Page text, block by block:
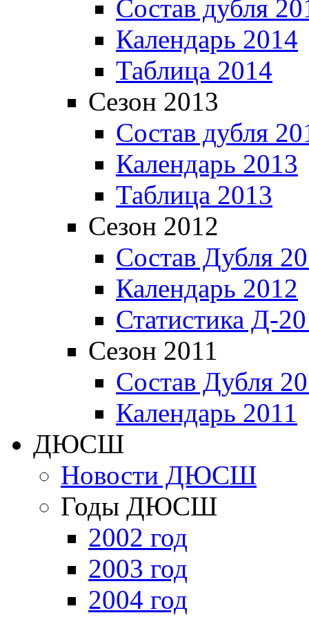
Состав дубля
Календарь 2014
Таблица 2014
Сезон 2013
Состав дубля
Календарь 2013
Таблица 2013
Сезон 2012
Состав Дубля
Календарь 2012
Статистика Д-
Сезон 2011
Состав Дубля
Календарь 2011
ДЮСШ
Новости ДЮСШ
Годы ДЮСШ
2002 год
2003 год
2004 год